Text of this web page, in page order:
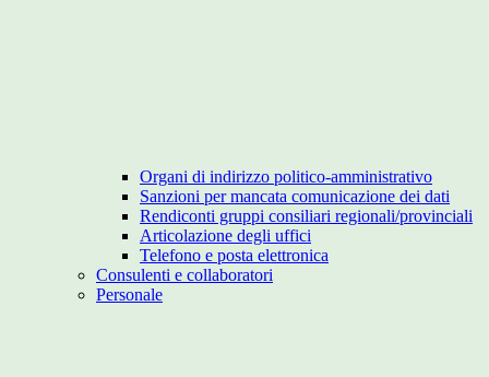
Organi di indirizzo politico-amministrativo
Sanzioni per mancata comunicazione dei dati
Rendiconti gruppi consiliari regionali/provinciali
Articolazione degli uffici
Telefono e posta elettronica
Consulenti e collaboratori
Personale